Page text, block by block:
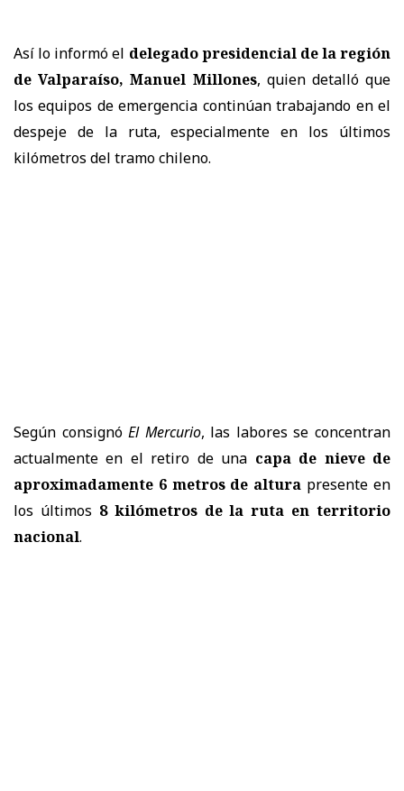
Así lo informó el delegado presidencial de la región
de Valparaíso, Manuel Millones, quien detalló que
los equipos de emergencia continúan trabajando en el
despeje de la ruta, especialmente en los últimos
kilómetros del tramo chileno.
Según consignóEl Mercurio, las labores se concentran
actualmente en el retiro de una capa de nieve de
aproximadamente 6 metros de altura presente en
los últimos 8 kilómetros de la ruta en territorio
nacional.